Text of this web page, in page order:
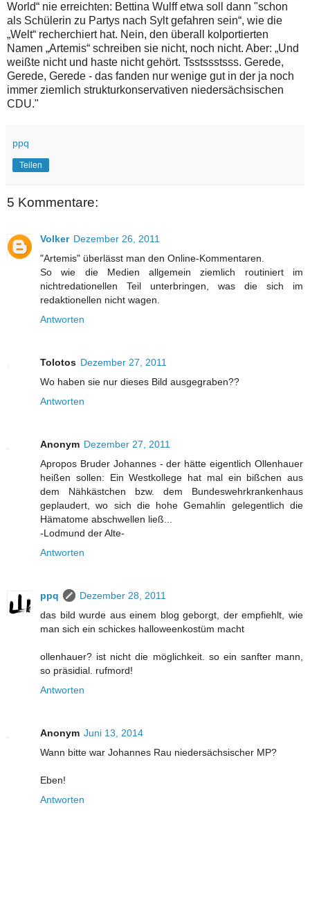
World“ nie erreichten: Bettina Wulff etwa soll dann "schon
als Schülerin zu Partys nach Sylt gefahren sein“, wie die
„Welt“ recherchiert hat. Nein, den überall kolportierten
Namen „Artemis“ schreiben sie nicht, noch nicht. Aber: „Und
weißte nicht und haste nicht gehört. Tsstssstsss. Gerede,
Gerede, Gerede - das fanden nur wenige gut in der ja noch
immer ziemlich strukturkonservativen niedersächsischen
CDU."
ppq
Teilen
5 Kommentare:
Volker Dezember 26, 2011
"Artemis" überlässt man den Online-Kommentaren.
So wie die Medien allgemein ziemlich routiniert im
nichtredationellen Teil unterbringen, was die sich im
redaktionellen nicht wagen.
Antworten
Tolotos Dezember 27, 2011
Wo haben sie nur dieses Bild ausgegraben??
Antworten
Anonym Dezember 27, 2011
Apropos Bruder Johannes - der hätte eigentlich Ollenhauer
heißen sollen: Ein Westkollege hat mal ein bißchen aus
dem Nähkästchen bzw. dem Bundeswehrkrankenhaus
geplaudert, wo sich die hohe Gemahlin gelegentlich die
Hämatome abschwellen ließ...
-Lodmund der Alte-
Antworten
ppq
Dezember 28, 2011
das bild wurde aus einem blog geborgt, der empfiehlt, wie
man sich ein schickes halloweenkostüm macht
ollenhauer? ist nicht die möglichkeit. so ein sanfter mann,
so präsidial. rufmord!
Antworten
Anonym Juni 13, 2014
Wann bitte war Johannes Rau niedersächsischer MP?
Eben!
Antworten